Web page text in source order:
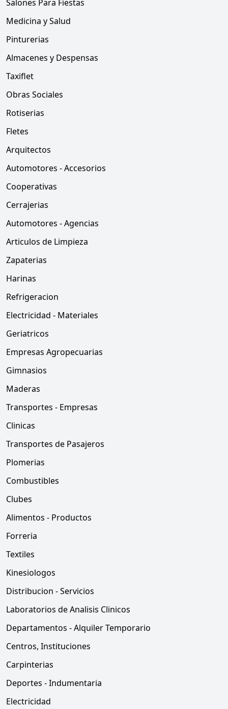
Salones Para Fiestas
Medicina y Salud
Pinturerias
Almacenes y Despensas
Taxiflet
Obras Sociales
Rotiserias
Fletes
Arquitectos
Automotores - Accesorios
Cooperativas
Cerrajerias
Automotores - Agencias
Articulos de Limpieza
Zapaterias
Harinas
Refrigeracion
Electricidad - Materiales
Geriatricos
Empresas Agropecuarias
Gimnasios
Maderas
Transportes - Empresas
Clinicas
Transportes de Pasajeros
Plomerias
Combustibles
Clubes
Alimentos - Productos
Forreria
Textiles
Kinesiologos
Distribucion - Servicios
Laboratorios de Analisis Clinicos
Departamentos - Alquiler Temporario
Centros, Instituciones
Carpinterias
Deportes - Indumentaria
Electricidad